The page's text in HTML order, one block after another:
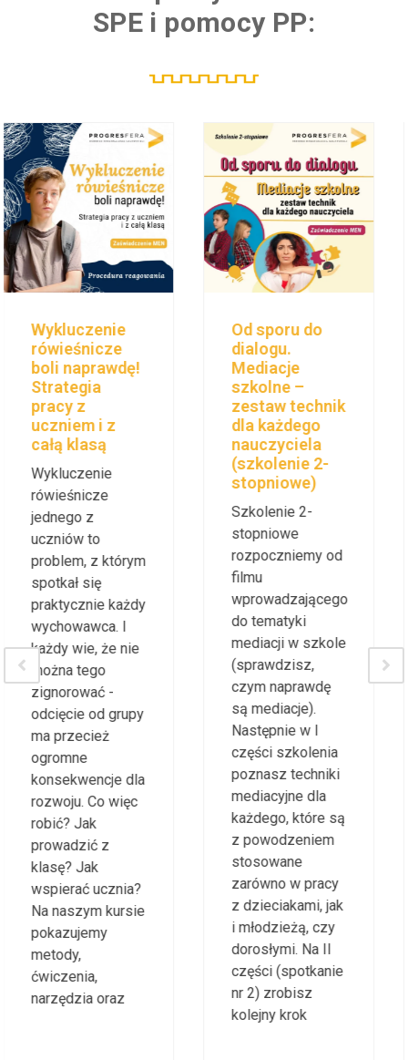
uczniem z SPE i pomocy PP:
SALE!
Mamo, jeszcze
chwilkę…
Pomysły na
świetlicę
szkolną, w
której chce się
być.
Przepełnione
świetlice, dzieci
w wieku od 6 do
15 lat, różne
oczekiwania i
potrzeby. Jak się
w tym odnaleźć?
Jak zapewnić
dzieciom
możliwość
relaksu pozbycia
się frustracji,
których doznały
uczestnicząc w
zajęciach
szkolnych? Jakie
zaproponować
zajęcia, by
rozpalić światło w
oczach
świetlików?
Odpowiedź na
powyższe
pytania już
istnieją i warto
Szkolna
diagnoza
pedagogiczna
– z marszu. 5
narzędzi
diagnostycznych
dla każdego
nauczyciela
Wstępna
diagnoza
pedagogiczna
jest wymagana od
szkoły w
zakresie
umiejętności
uczniów, u
których występują
trudności w
nauce, dlatego
właśnie
przygotowałyśmy
kurs, podczas
którego poznamy
zestaw narzędzi
diagnozujących,
które każdy może
wykorzystać u
uczniów w
każdym wieku, od
edukacji
wczesnoszkolnej
po uczniów
starszych.